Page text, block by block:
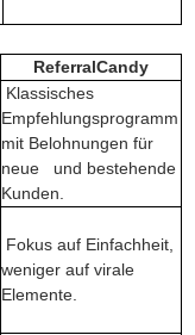
ReferralCandy
Klassisches
Empfehlungsprogramm
mit Belohnungen für
neue und bestehende
Kunden.
Fokus auf Einfachheit,
weniger auf virale
Elemente.